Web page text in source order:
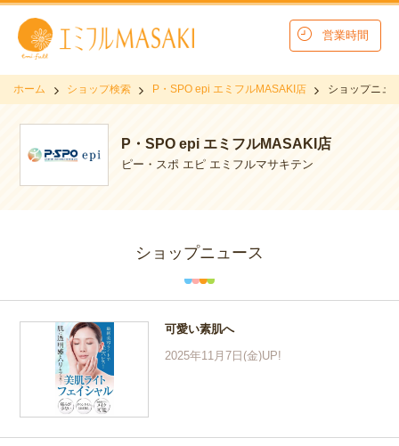
営業時間
ホーム ショップ検索 P・SPO epi エミフルMASAKI店 ショップニュ
P・SPO epi エミフルMASAKI店
ピー・スポ エピ エミフルマサキテン
ショップニュース
可愛い素肌へ
2025年11月7日(金)UP!